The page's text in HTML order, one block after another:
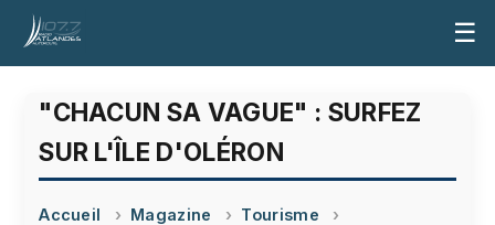
☰
"CHACUN SA VAGUE" : SURFEZ
SUR L'ÎLE D'OLÉRON
Accueil Magazine
Tourisme